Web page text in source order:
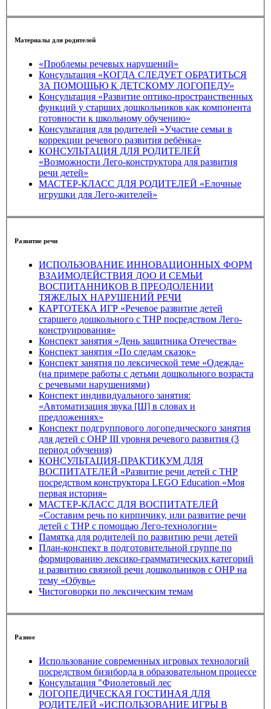
Материалы для родителей
«Проблемы речевых нарушений»
Консультация «КОГДА СЛЕДУЕТ ОБРАТИТЬСЯ
ЗА ПОМОЩЬЮ К ДЕТСКОМУ ЛОГОПЕДУ»
Консультация «Развитие оптико-пространственных
функций у старших дошкольников как компонента
готовности к школьному обучению»
Консультация для родителей «Участие семьи в
коррекции речевого развития ребёнка»
КОНСУЛЬТАЦИЯ ДЛЯ РОДИТЕЛЕЙ
«Возможности Лего-конструктора для развития
речи детей»
МАСТЕР-КЛАСС ДЛЯ РОДИТЕЛЕЙ «Елочные
игрушки для Лего-жителей»
Развитие речи
ИСПОЛЬЗОВАНИЕ ИННОВАЦИОННЫХ ФОРМ
ВЗАИМОДЕЙСТВИЯ ДОО И СЕМЬИ
ВОСПИТАННИКОВ В ПРЕОДОЛЕНИИ
ТЯЖЕЛЫХ НАРУШЕНИЙ РЕЧИ
КАРТОТЕКА ИГР «Речевое развитие детей
старшего дошкольного с ТНР посредством Лего-
конструирования»
Конспект занятия «День защитника Отечества»
Конспект занятия «По следам сказок»
Конспект занятия по лексической теме «Одежда»
(на примере работы с детьми дошкольного возраста
с речевыми нарушениями)
Конспект индивидуального занятия:
«Автоматизация звука [Ш] в словах и
предложениях»
Конспект подгруппового логопедического занятия
для детей с ОНР III уровня речевого развития (3
период обучения)
КОНСУЛЬТАЦИЯ-ПРАКТИКУМ ДЛЯ
ВОСПИТАТЕЛЕЙ «Развитие речи детей с ТНР
посредством конструктора LEGO Education «Моя
первая история»
МАСТЕР-КЛАСС ДЛЯ ВОСПИТАТЕЛЕЙ
«Составим речь по кирпичику, или развитие речи
детей с ТНР с помощью Лего-технологии»
Памятка для родителей по развитию речи детей
План-конспект в подготовительной группе по
формированию лексико-грамматических категорий
и развитию связной речи дошкольников с ОНР на
тему «Обувь»
Чистоговорки по лексическим темам
Разное
Использование современных игровых технологий
посредством бизиборда в образовательном процессе
Консультация "Фиолетовый лес
ЛОГОПЕДИЧЕСКАЯ ГОСТИНАЯ ДЛЯ
РОДИТЕЛЕЙ «ИСПОЛЬЗОВАНИЕ ИГРЫ В